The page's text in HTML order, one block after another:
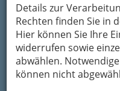
Details zur
Rechten finden Sie in
Hier können Sie Ihre
widerrufen sowie
abwählen.
können nicht
Abschlusskonzert von
Acapellago